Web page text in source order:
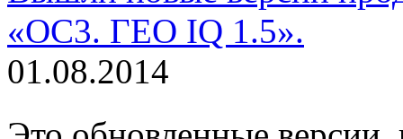
«ОС3. ГЕО IQ 1.5».
01.08.2014